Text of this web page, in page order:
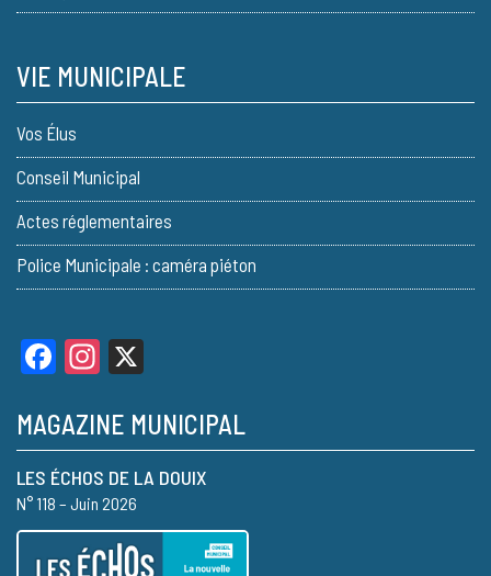
VIE MUNICIPALE
Vos Élus
Conseil Municipal
Actes réglementaires
Police Municipale : caméra piéton
FacebookInstagram
MAGAZINE MUNICIPAL
LES ÉCHOS DE LA DOUIX
N° 118 – Juin 2026